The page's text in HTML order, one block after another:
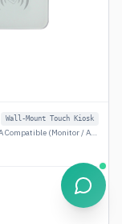
Wall-Mount Touch Kiosk
TouchWork 15.6" Wall-Mount Touch Kiosk GD156E — SCADA Compatible (Monitor / Android / Windows)